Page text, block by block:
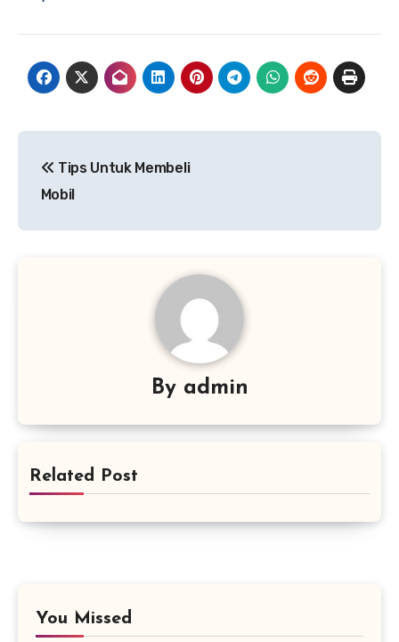
pos
Tips Untuk Membeli
Mobil
By admin
Related Post
You Missed